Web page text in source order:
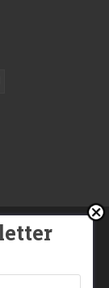
Stampa
15 giugno 1982